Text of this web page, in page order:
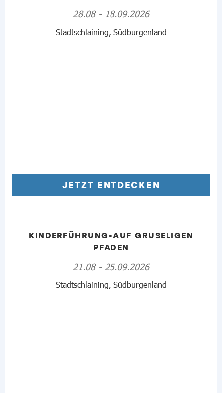
28.08 - 18.09.2026
Stadtschlaining, Südburgenland
JETZT ENTDECKEN
KINDERFÜHRUNG-AUF GRUSELIGEN
PFADEN
21.08 - 25.09.2026
Stadtschlaining, Südburgenland